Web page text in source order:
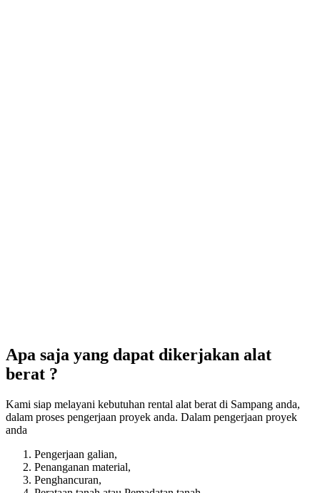
Apa saja yang dapat dikerjakan alat
berat ?
Kami siap melayani kebutuhan rental alat berat di Sampang anda,
dalam proses pengerjaan proyek anda. Dalam pengerjaan proyek
anda
Pengerjaan galian,
Penanganan material,
Penghancuran,